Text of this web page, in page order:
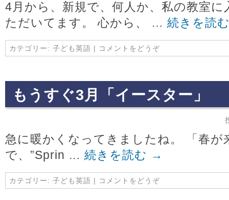
4月から、新規で、何人か、私の教室
ただいてます。 心から、 … 続きを読
カテゴリー: 子ども英語 | コメントをどうぞ
もうすぐ3月「イースター」
急に暖かくなってきましたね。 「春が
で、”Sprin … 続きを読む →
カテゴリー: 子ども英語 | コメントをどうぞ